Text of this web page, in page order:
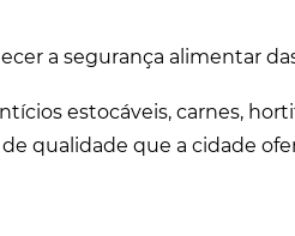
a segurança alimentar
estocáveis, carnes,
qualidade que a cidade